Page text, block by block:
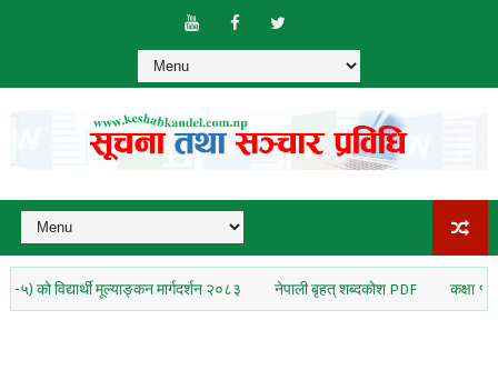
मूल्याङ्कन मार्गदर्शन २०८३ नेपाली बृहत् शब्दकोश PDF कक्षा १० नेपाली